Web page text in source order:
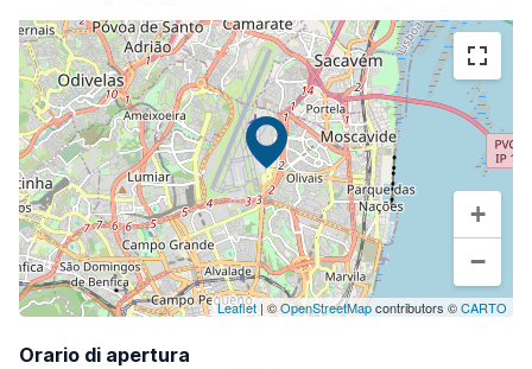
+
−
Leaflet| ©OpenStreetMapcontributors ©CARTO
Orario di apertura